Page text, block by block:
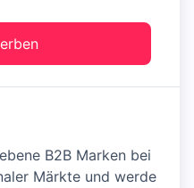
B2B Marken bei
Märkte und werde